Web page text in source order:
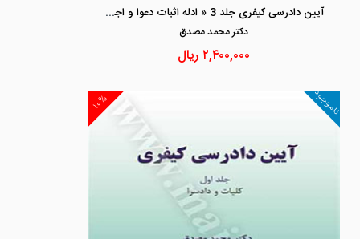
آیین دادرسی کیفری جلد 3 « ادله اثبات دعوا و اجرای احکام کیفری»
دكتر محمد مصدق
۲,۴۰۰,۰۰۰ریال
۱۰% ناموجود